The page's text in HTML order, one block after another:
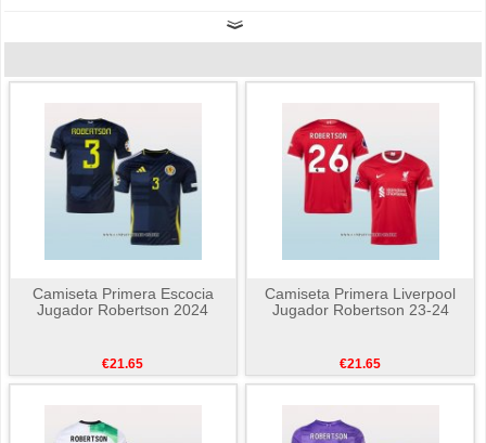
Camiseta Primera Escocia
Jugador Robertson 2024
€21.65
Camiseta Primera Liverpool
Jugador Robertson 23-24
€21.65